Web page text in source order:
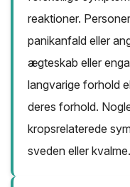
reaktioner.
panikanfald eller
ægteskab eller
langvarige forhold
deres forhold.
kropsrelaterede
sveden eller kvalme.